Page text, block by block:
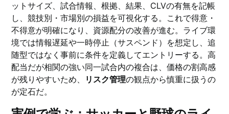
ットサイズ、試合情報、根拠、結果、CLVの有無を記帳
し、競技別・市場別の損益を可視化する。これで得意・
不得意が明確になり、資源配分の改善が進む。ライブ環
境では情報遅延や一時停止（サスペンド）を想定し、追
随型ではなく事前に条件を定義してエントリーする。高
配当だが相関の強い同一試合内の複合は、価格の割高感
が残りやすいため、
リスク管理の観点から慎重に扱うの
が定石だ。